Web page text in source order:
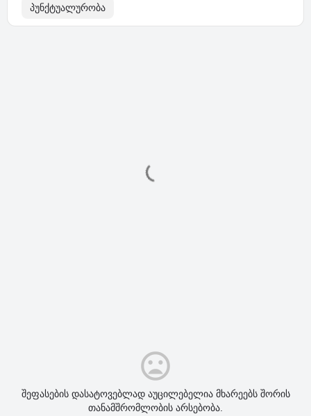
პუნქტუალურობა
შეფასების დასატოვებლად აუცილებელია მხარეებს შორის
თანამშრომლობის არსებობა.